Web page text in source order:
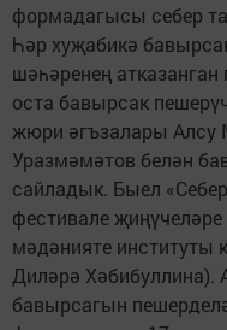
формадагысы себер
Һәр хуҗабикә
шәһәренең
оста бавырсак
жюри әгъзалары Алсу
Уразмәмәтов белән
сайладык. Быел
фестивале
мәдәнияте институты
Диләрә Хәбибуллина).
бавырсагын